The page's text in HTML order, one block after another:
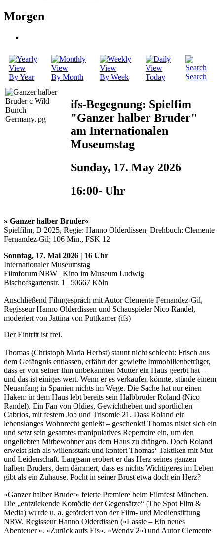
Morgen
By Year By Month By Week Today Search
ifs-Begegnung: Spielfim
"Ganzer halber Bruder"
am Internationalen
Museumstag
Sunday, 17. May 2026
16:00- Uhr
» Ganzer halber Bruder«
Spielfilm, D 2025, Regie: Hanno Olderdissen, Drehbuch: Clemente
Fernandez-Gil; 106 Min., FSK 12
Sonntag, 17. Mai 2026 | 16 Uhr
Internationaler Museumstag
Filmforum NRW | Kino im Museum Ludwig
Bischofsgartenstr. 1 | 50667 Köln
Anschließend Filmgespräch mit Autor Clemente Fernandez-Gil,
Regisseur Hanno Olderdissen und Schauspieler Nico Randel,
moderiert von Jattina von Puttkamer (ifs)
Der Eintritt ist frei.
Thomas (Christoph Maria Herbst) staunt nicht schlecht: Frisch aus
dem Gefängnis entlassen, erfährt der gewiefte Immobilienbetrüger,
dass er von seiner ihm unbekannten Mutter ein Haus geerbt hat –
und das ist einiges wert. Wenn er es verkaufen könnte, stünde einem
Neuanfang in Spanien nichts im Wege. Die Sache hat nur einen
Haken: in dem Haus lebt bereits sein Halbbruder Roland (Nico
Randel). Ein Fan von Oldies, Gewichtheben und sportlichen
Cabrios, mit festem Job und Trisomie 21. Dass Roland ein
lebenslanges Wohnrecht genießt – geschenkt! Thomas nistet sich ein
und setzt sein gesamtes manipulatives Repertoire ein, um den
ungeliebten Mitbewohner aus dem Haus zu drängen. Doch Roland
erweist sich als willensstark und kontert Thomas‘ Taktiken mit Mut
und Leidenschaft. Langsam erobert er das Herz seines ganzen
halben Bruders, dem dämmert, dass es nichts Wichtigeres im Leben
gibt als ein Zuhause. Pocht in seiner Brust etwa doch ein Herz?
»Ganzer halber Bruder« feierte Premiere beim Filmfest München.
Die „entzückende Komödie der Gegensätze“ (The Spot Film &
Media) wurde u. a. gefördert von der Film- und Medienstiftung
NRW. Regisseur Hanno Olderdissen (»Lassie – Ein neues
Abenteuer «, »Zurück aufs Eis«, »Wendy 2«) und Autor Clemente